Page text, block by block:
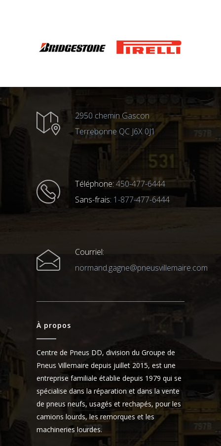
2950 chemin Gascon
Terrebonne QC J6X 0J1
Téléphone: 450-477-6444
Sans-frais: 1-877-477-6444
Courriel:
normand.gagne@pneusvillemaire.com
À propos
Centre de Pneus DD, division du Groupe de
Pneus Villemaire depuis juillet 2015, est une
entreprise familiale établie depuis 1979 qui se
spécialise dans la réparation et dans la vente
de pneus neufs, usagés et rechapés, pour les
camions lourds, les remorques et les
machineries lourdes.